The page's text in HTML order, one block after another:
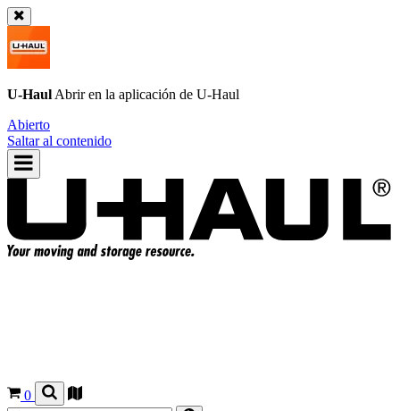
U-Haul Abrir en la aplicación de U-Haul
Abierto
Saltar al contenido
0